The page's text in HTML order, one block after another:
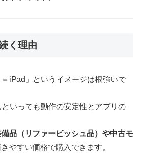
く理由
iPad」というイメージは根強いで
いっても動作の安定性とアプリの
品（リファービッシュ品）や中古モ
やすい価格で購入できます。